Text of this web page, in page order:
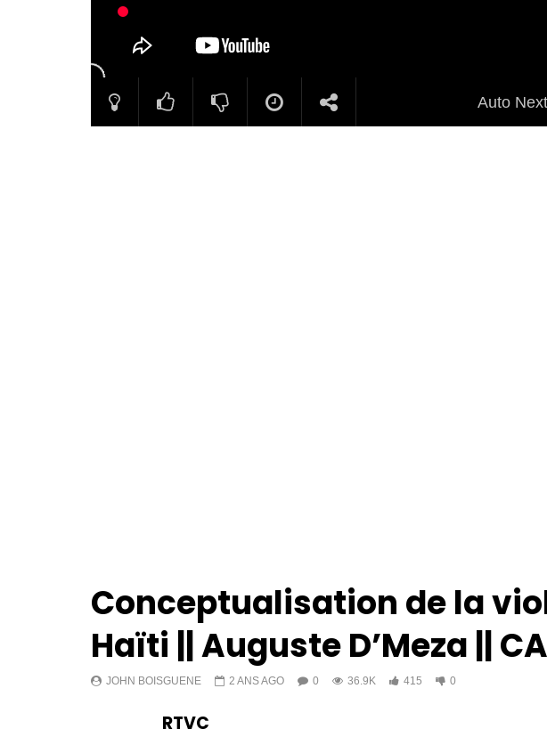
Auto Next
Conceptualisation de la
Haïti || Auguste D’Meza ||
JOHN BOISGUENE 2 ANS AGO 0 36.9K 415 0
RTVC